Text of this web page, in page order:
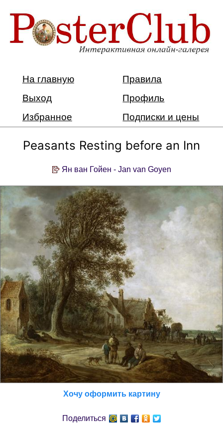
На главную
Правила
Выход
Профиль
Избранное
Подписки и цены
Peasants Resting before an Inn
Ян ван Гойен - Jan van Goyen
Хочу оформить картину
Поделиться